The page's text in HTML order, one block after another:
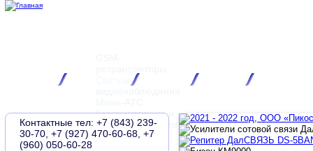
Системы
Компьютерные и
телефонные сети
Контактные тел: +7 (843) 239-
30-70, +7 (927) 470-60-68, +7
(960) 050-60-28